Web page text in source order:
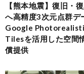
【熊本地震】復旧・
へ高精度3次元点群デ
Google
Tilesを活用した空間
償提供